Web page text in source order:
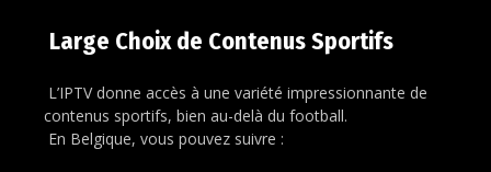
Large Choix de Contenus Sportifs
L’IPTV donne accès à une variété impressionnante de
contenus sportifs, bien au-delà du football.
En Belgique, vous pouvez suivre :